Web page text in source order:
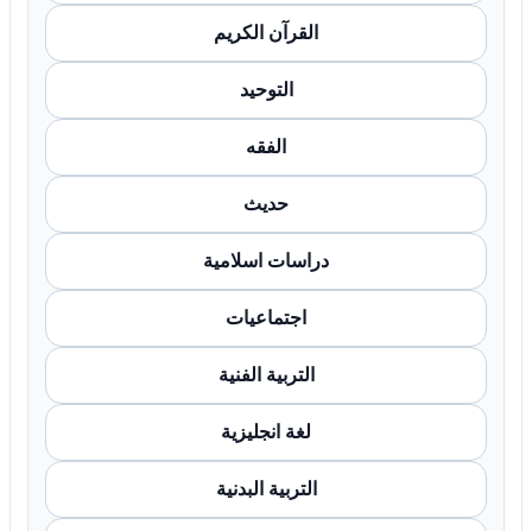
القرآن الكريم
التوحيد
الفقه
حديث
دراسات اسلامية
اجتماعيات
التربية الفنية
لغة انجليزية
التربية البدنية